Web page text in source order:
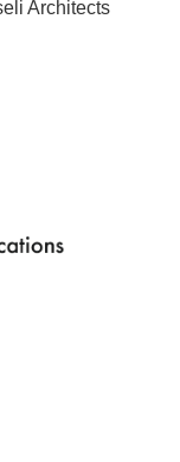
Architects